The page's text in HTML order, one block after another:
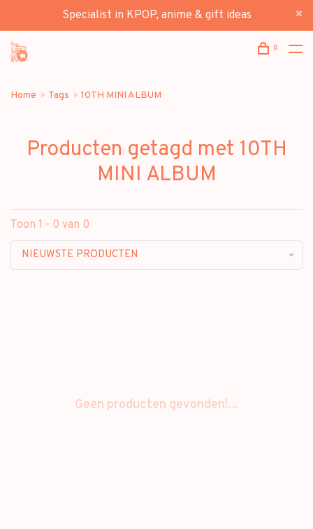
Specialist in KPOP, anime & gift ideas
0
Home Tags 10TH MINI ALBUM
Producten getagd met 10TH
MINI ALBUM
Toon 1 - 0 van 0
NIEUWSTE PRODUCTEN
Geen producten gevonden!...